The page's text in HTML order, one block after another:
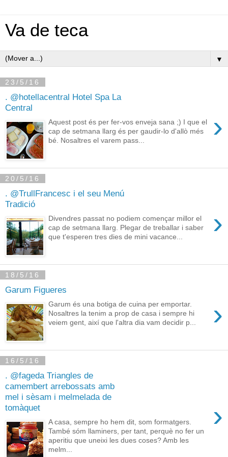
Va de teca
▼
23/5/16
. @hotellacentral Hotel Spa La
Central
›
Aquest post és per fer-vos enveja sana ;) I que el
cap de setmana llarg és per gaudir-lo d'allò més
bé. Nosaltres el varem pass...
20/5/16
. @TrullFrancesc i el seu Menú
Tradició
›
Divendres passat no podiem començar millor el
cap de setmana llarg. Plegar de treballar i saber
que t'esperen tres dies de mini vacance...
18/5/16
Garum Figueres
›
Garum és una botiga de cuina per emportar.
Nosaltres la tenim a prop de casa i sempre hi
veiem gent, així que l'altra dia vam decidir p...
16/5/16
. @fageda Triangles de
camembert arrebossats amb
mel i sèsam i melmelada de
tomàquet
›
A casa, sempre ho hem dit, som formatgers.
També sóm llaminers, per tant, perquè no fer un
aperitiu que uneixi les dues coses? Amb les
melm...